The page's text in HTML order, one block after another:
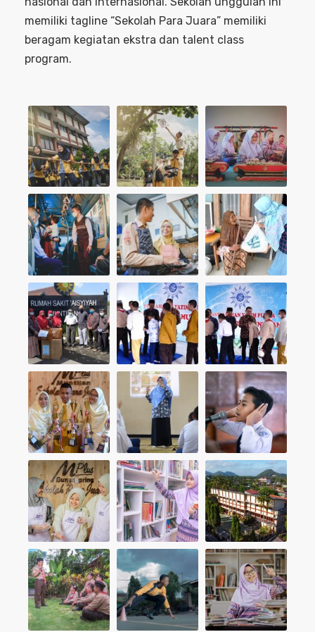
memiliki tagline “Sekolah Para Juara” memiliki
beragam kegiatan ekstra dan talent class
program.